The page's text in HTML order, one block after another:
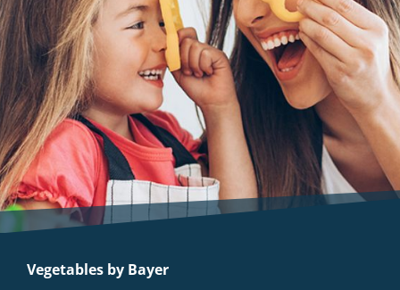
Vegetables by Bayer